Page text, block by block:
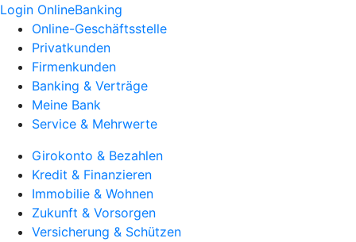
Login OnlineBanking
Online-Geschäftsstelle
Privatkunden
Firmenkunden
Banking & Verträge
Meine Bank
Service & Mehrwerte
Girokonto & Bezahlen
Kredit & Finanzieren
Immobilie & Wohnen
Zukunft & Vorsorgen
Versicherung & Schützen